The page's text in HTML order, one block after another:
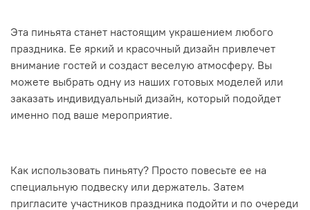
Эта пиньята станет настоящим украшением любого
праздника. Ее яркий и красочный дизайн привлечет
внимание гостей и создаст веселую атмосферу. Вы
можете выбрать одну из наших готовых моделей или
заказать индивидуальный дизайн, который подойдет
именно под ваше мероприятие.
Как использовать пиньяту? Просто повесьте ее на
специальную подвеску или держатель. Затем
пригласите участников праздника подойти и по очереди